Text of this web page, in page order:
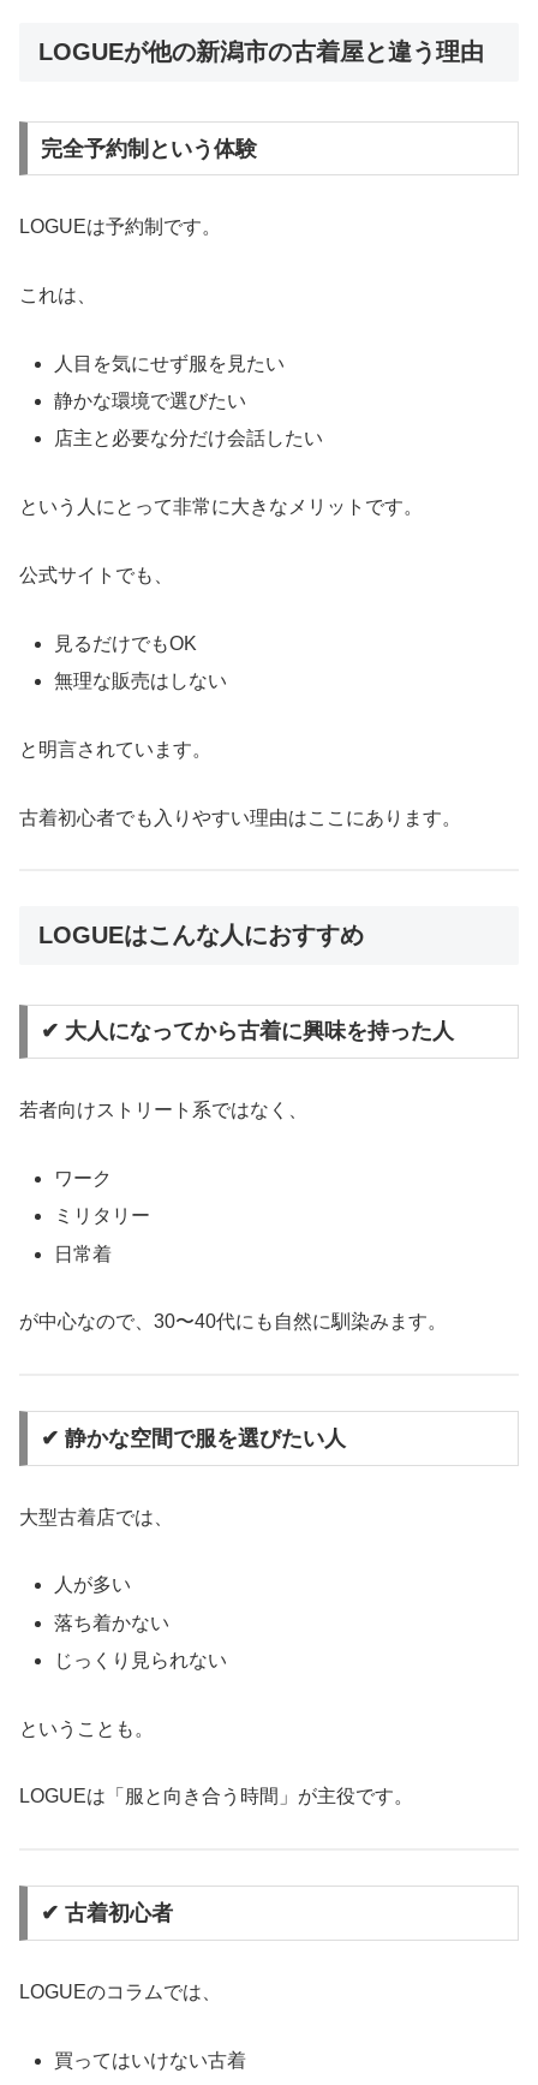
LOGUEが他の新潟市の古着屋と違う理由
完全予約制という体験
LOGUEは予約制です。
これは、
人目を気にせず服を見たい
静かな環境で選びたい
店主と必要な分だけ会話したい
という人にとって非常に大きなメリットです。
公式サイトでも、
見るだけでもOK
無理な販売はしない
と明言されています。
古着初心者でも入りやすい理由はここにあります。
LOGUEはこんな人におすすめ
✔ 大人になってから古着に興味を持った人
若者向けストリート系ではなく、
ワーク
ミリタリー
日常着
が中心なので、30〜40代にも自然に馴染みます。
✔ 静かな空間で服を選びたい人
大型古着店では、
人が多い
落ち着かない
じっくり見られない
ということも。
LOGUEは「服と向き合う時間」が主役です。
✔ 古着初心者
LOGUEのコラムでは、
買ってはいけない古着